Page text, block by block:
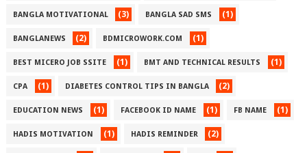
BANGLA MOTIVATIONAL (3) BANGLA SAD SMS (1)
BANGLANEWS (2) BDMICROWORK.COM (1)
BEST MICERO JOB SSITE (1) BMT AND TECHNICAL RESULTS (1)
CPA (1) DIABETES CONTROL TIPS IN BANGLA (2)
EDUCATION NEWS (1) FACEBOOK ID NAME (1) FB NAME (1)
HADIS MOTIVATION (1) HADIS REMINDER (2)